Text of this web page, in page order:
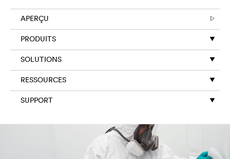
APERÇU
PRODUITS
SOLUTIONS
RESSOURCES
SUPPORT